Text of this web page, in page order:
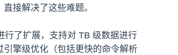
接解决了这些难题。
行了扩展，支持对 TB 级数据进行
擎级优化（包括更快的命令解析